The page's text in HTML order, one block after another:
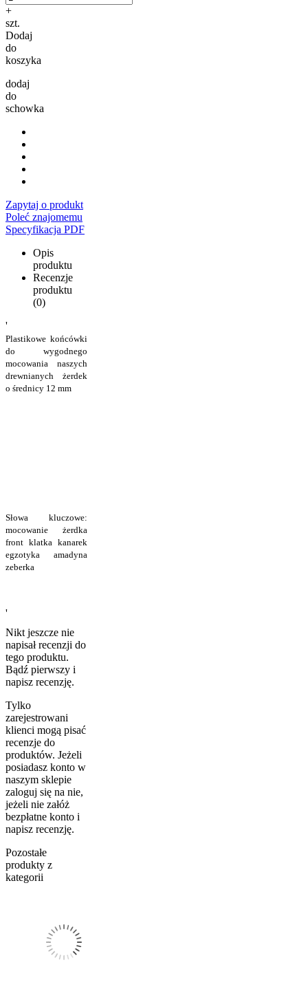
+
szt.
Dodaj
do
koszyka
dodaj
do
schowka
Zapytaj o produkt
Poleć znajomemu
Specyfikacja PDF
Opis
produktu
Recenzje
produktu
(0)
'
Plastikowe końcówki
do wygodnego
mocowania naszych
drewnianych żerdek
o średnicy 12 mm
Słowa kluczowe:
mocowanie żerdka
front klatka kanarek
egzotyka amadyna
zeberka
'
Nikt jeszcze nie
napisał recenzji do
tego produktu.
Bądź pierwszy i
napisz recenzję.
Tylko
zarejestrowani
klienci mogą pisać
recenzje do
produktów. Jeżeli
posiadasz konto w
naszym sklepie
zaloguj się na nie,
jeżeli nie załóż
bezpłatne konto i
napisz recenzję.
Pozostałe
produkty z
kategorii